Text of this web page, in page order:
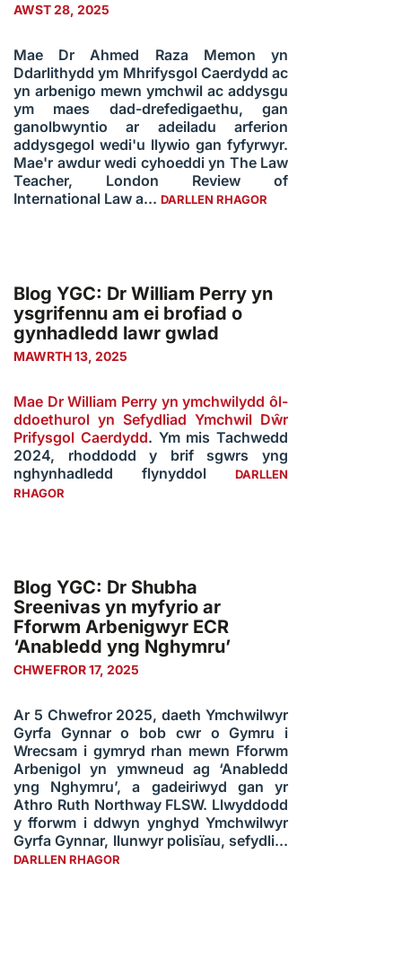
AWST 28, 2025
Mae Dr Ahmed Raza Memon yn
Ddarlithydd ym Mhrifysgol Caerdydd ac
yn arbenigo mewn ymchwil ac addysgu
ym maes dad-drefedigaethu, gan
ganolbwyntio ar adeiladu arferion
addysgegol wedi'u llywio gan fyfyrwyr.
Mae'r awdur wedi cyhoeddi yn The Law
Teacher, London Review of
International Law a... DARLLEN RHAGOR
Blog YGC: Dr William Perry yn
ysgrifennu am ei brofiad o
gynhadledd lawr gwlad
MAWRTH 13, 2025
Mae Dr William Perry yn ymchwilydd ôl-
ddoethurol yn Sefydliad Ymchwil Dŵr
Prifysgol Caerdydd. Ym mis Tachwedd
2024, rhoddodd y brif sgwrs yng
nghynhadledd flynyddol
DARLLEN
RHAGOR
Blog YGC: Dr Shubha
Sreenivas yn myfyrio ar
Fforwm Arbenigwyr ECR
‘Anabledd yng Nghymru’
CHWEFROR 17, 2025
Ar 5 Chwefror 2025, daeth Ymchwilwyr
Gyrfa Gynnar o bob cwr o Gymru i
Wrecsam i gymryd rhan mewn Fforwm
Arbenigol yn ymwneud ag ‘Anabledd
yng Nghymru’, a gadeiriwyd gan yr
Athro Ruth Northway FLSW. Llwyddodd
y fforwm i ddwyn ynghyd Ymchwilwyr
Gyrfa Gynnar, llunwyr polisïau, sefydli...
DARLLEN RHAGOR